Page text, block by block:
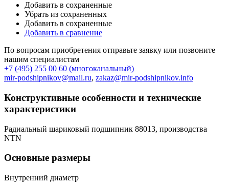
Добавить в сохраненные
Убрать из сохраненных
Добавить в сохраненные
Добавить в сравнение
По вопросам приобретения отправьте заявку или позвоните
нашим специалистам
+7 (495) 255 00 60 (многоканальный)
mir-podshipnikov@mail.ru, zakaz@mir-podshipnikov.info
Конструктивные особенности и технические
характеристики
Радиальный шариковый подшипник 88013, производства
NTN
Основные размеры
Внутренний диаметр